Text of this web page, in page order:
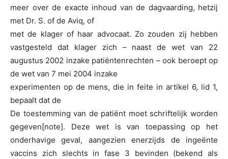
meer over de exacte inhoud van de dagvaarding, hetzij
met Dr. S. of de Aviq, of
met de klager of haar advocaat. Zo zouden zij hebben
vastgesteld dat klager zich – naast de wet van 22
augustus 2002 inzake patiëntenrechten – ook beroept op
de wet van 7 mei 2004 inzake
experimenten op de mens, die in feite in artikel 6, lid 1,
bepaalt dat de
De toestemming van de patiënt moet schriftelijk worden
gegeven[note]. Deze wet is van toepassing op het
onderhavige geval, aangezien enerzijds de ingeënte
vaccins zich slechts in fase 3 bevinden (bekend als